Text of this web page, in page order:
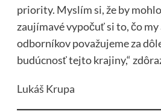
priority. Myslím si, že by
zaujímavé vypočuť si to, čo my
odborníkov považujeme za
budúcnosť tejto krajiny,“
Lukáš Krupa